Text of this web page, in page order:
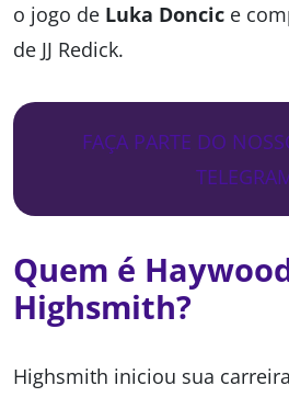
o jogo de Luka Doncic e
de JJ Redick.
FAÇA PARTE DO
Quem é
Highsmith?
Highsmith iniciou sua